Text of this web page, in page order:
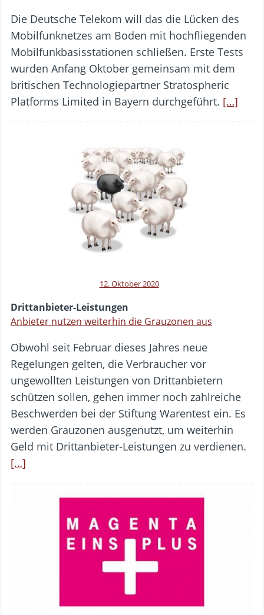
Die Deutsche Telekom will das die Lücken des
Mobilfunknetzes am Boden mit hochfliegenden
Mobilfunkbasisstationen schließen. Erste Tests
wurden Anfang Oktober gemeinsam mit dem
britischen Technologiepartner Stratospheric
Platforms Limited in Bayern durchgeführt. […]
12. Oktober 2020
Drittanbieter-Leistungen
Anbieter nutzen weiterhin die Grauzonen aus
Obwohl seit Februar dieses Jahres neue
Regelungen gelten, die Verbraucher vor
ungewollten Leistungen von Drittanbietern
schützen sollen, gehen immer noch zahlreiche
Beschwerden bei der Stiftung Warentest ein. Es
werden Grauzonen ausgenutzt, um weiterhin
Geld mit Drittanbieter-Leistungen zu verdienen.
[…]